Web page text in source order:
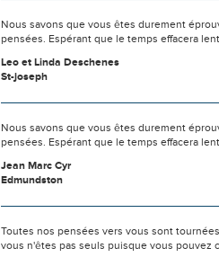
Nous savons que vous êtes durement
pensées. Espérant que le temps effacera
Leo et Linda Deschenes
St-joseph
Nous savons que vous êtes durement
pensées. Espérant que le temps effacera
Jean Marc Cyr
Edmundston
Toutes nos pensées vers vous sont
vous n'êtes pas seuls puisque vous pouvez